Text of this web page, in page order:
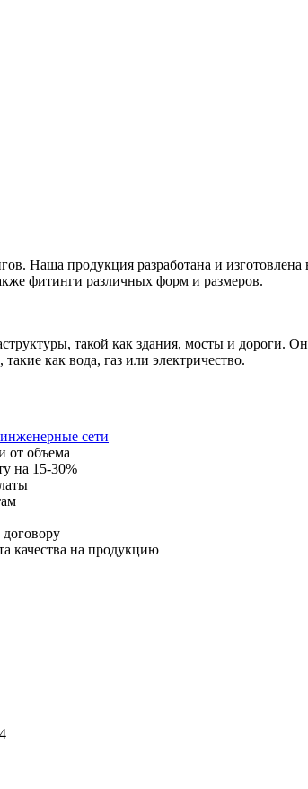
Наша продукция разработана и
фитинги различных форм и размеров.
такой как здания, мосты и дороги.
как вода, газ или электричество.
сети
от объема
на 15-30%
качества на продукцию